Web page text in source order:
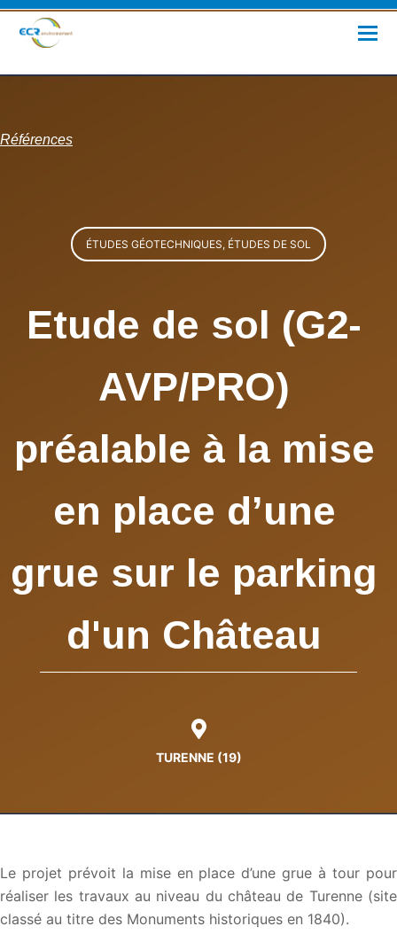
Références
ÉTUDES GÉOTECHNIQUES, ÉTUDES DE SOL
Etude de sol (G2-
AVP/PRO)
préalable à la mise
en place d’une
grue sur le parking
d'un Château
TURENNE (19)
Le projet prévoit la mise en place d’une grue à tour pour
réaliser les travaux au niveau du château de Turenne (site
classé au titre des Monuments historiques en 1840).